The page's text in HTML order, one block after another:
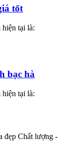
tốt
hiện tại là:
bạc hà
hiện tại là:
đẹp Chất lượng -